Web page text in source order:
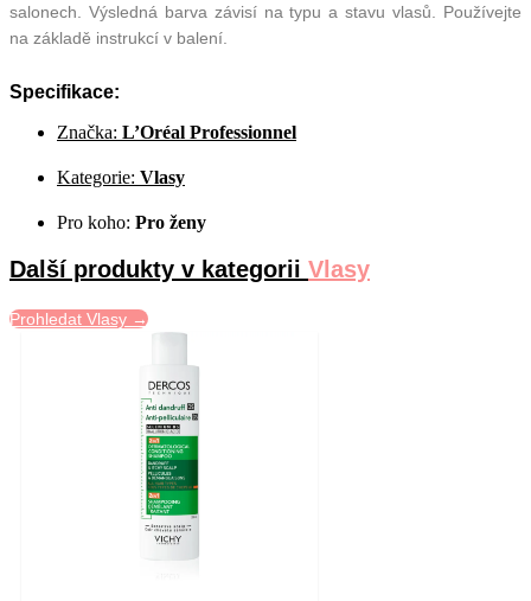
salonech. Výsledná barva závisí na typu a stavu vlasů. Používejte
na základě instrukcí v balení.
Specifikace:
Značka: L’Oréal Professionnel
Kategorie: Vlasy
Pro koho: Pro ženy
Další produkty v kategorii Vlasy
Prohledat Vlasy →